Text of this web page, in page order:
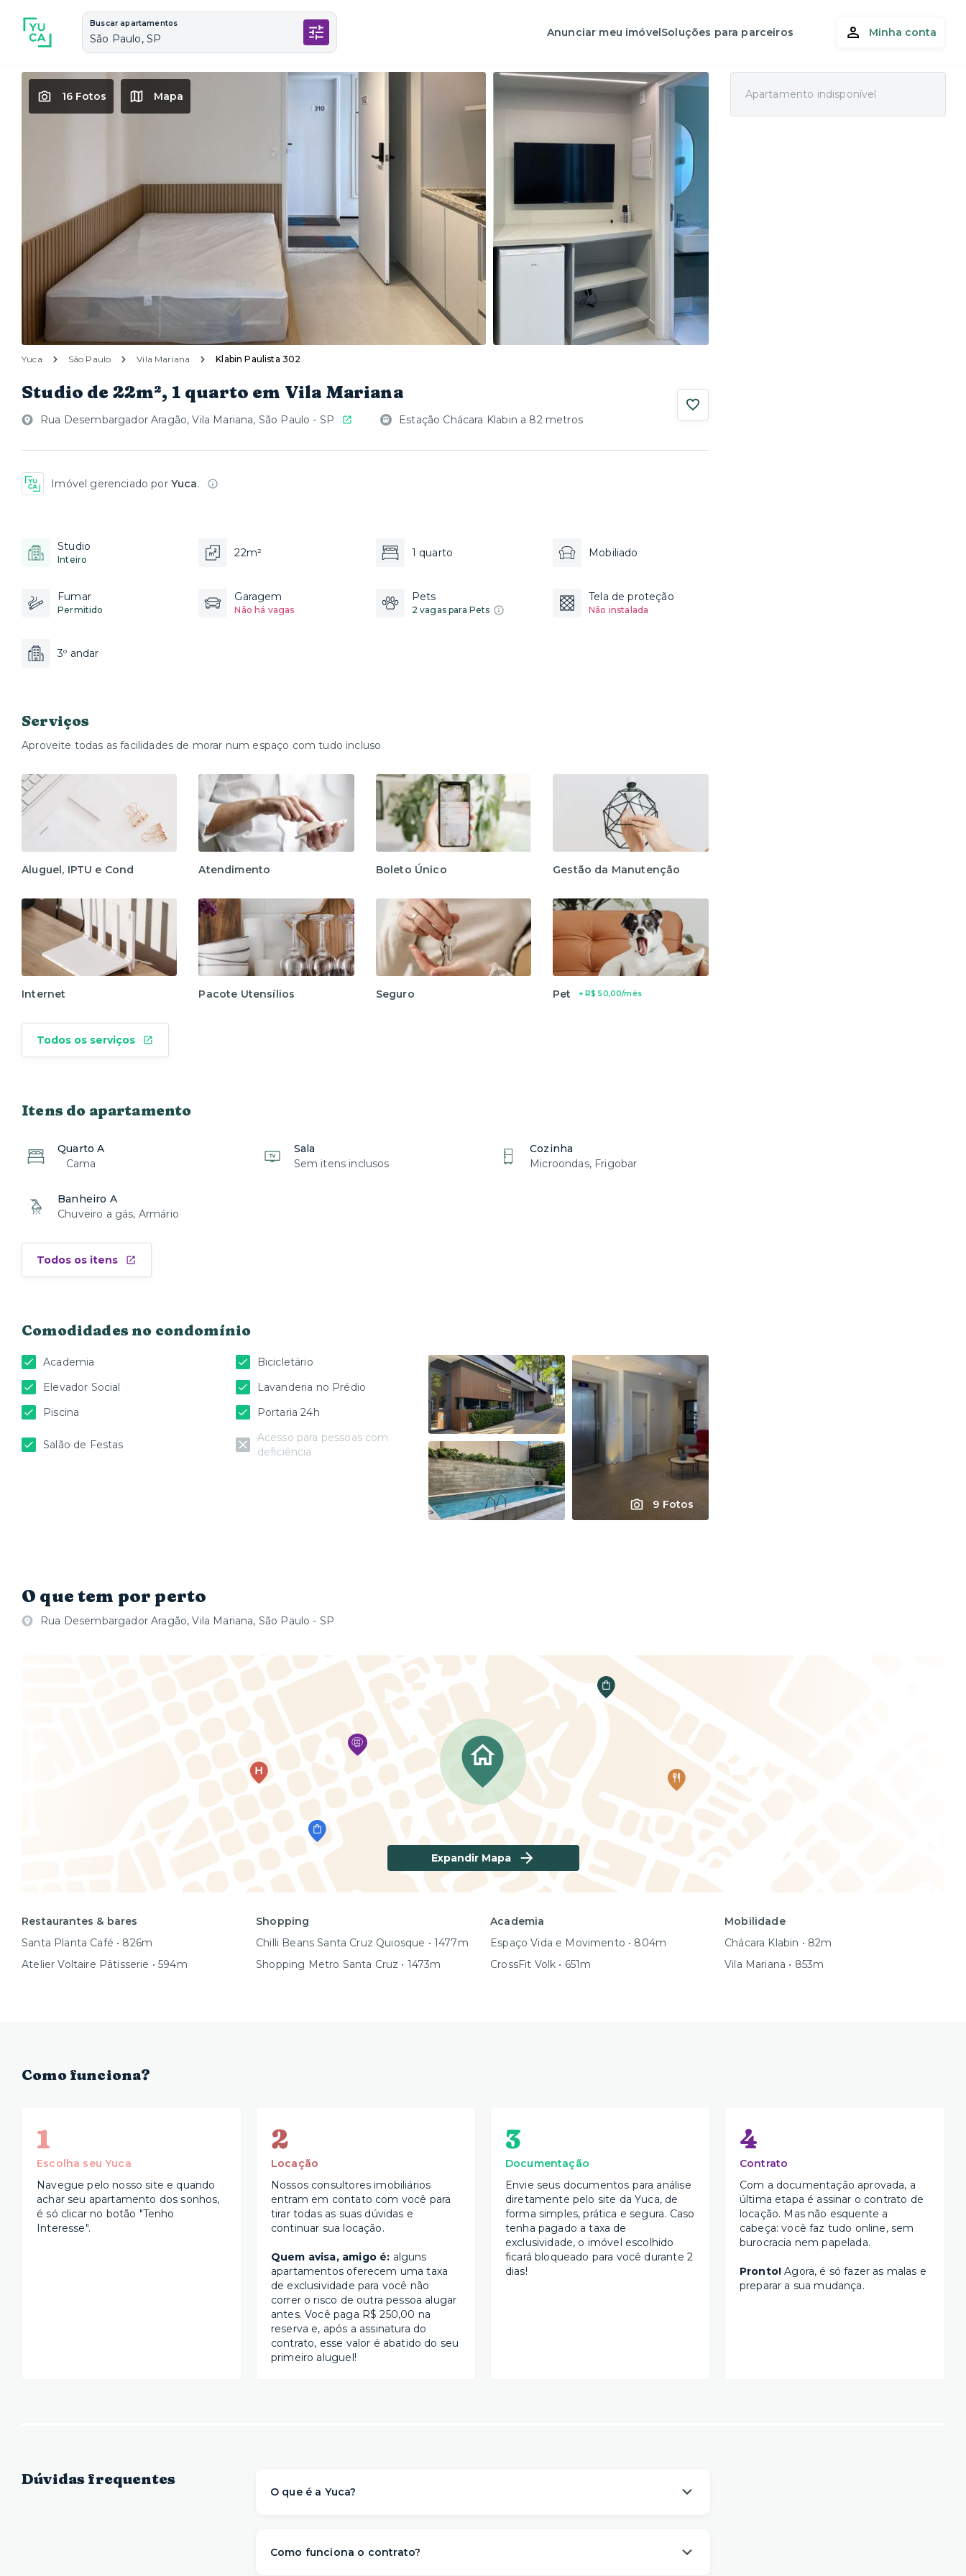
Buscar apartamentos
São Paulo, SP Anunciar meu imóvelSoluções para parceiros Minha conta
16 Fotos Mapa
Yuca São Paulo Vila Mariana Klabin Paulista 302
Studio de 22m², 1 quarto em Vila Mariana
Rua Desembargador Aragão, Vila Mariana, São Paulo - SP Estação Chácara Klabin a 82 metros
Imóvel gerenciado por Yuca.
Studio
Inteiro
22m² 1 quarto Mobiliado
Fumar
Permitido
Garagem
Não há vagas
Pets
2 vagas para Pets
Tela de proteção
Não instalada
3º andar
Serviços
Aproveite todas as facilidades de morar num espaço com tudo incluso
Aluguel, IPTU e Cond Atendimento Boleto Único Gestão da Manutenção
Internet Pacote Utensílios Seguro Pet + R$ 50,00/mês
Todos os serviços
Itens do apartamento
Quarto A
Cama
Sala
Sem itens inclusos
Cozinha
Microondas, Frigobar
Banheiro A
Chuveiro a gás, Armário
Todos os itens
Comodidades no condomínio
Academia
Bicicletário
Elevador Social
Lavanderia no Prédio
Piscina
Portaria 24h
Salão de Festas
Acesso para pessoas com
deficiência
9 Fotos
Apartamento indisponível
O que tem por perto
Rua Desembargador Aragão, Vila Mariana, São Paulo - SP
Expandir Mapa
Restaurantes & bares
Santa Planta Café • 826m
Atelier Voltaire Pâtisserie • 594m
Shopping
Chilli Beans Santa Cruz Quiosque • 1477m
Shopping Metro Santa Cruz • 1473m
Academia
Espaço Vida e Movimento • 804m
CrossFit Volk • 651m
Mobilidade
Chácara Klabin • 82m
Vila Mariana • 853m
Como funciona?
1
Escolha seu Yuca
Navegue pelo nosso site e quando
achar seu apartamento dos sonhos,
é só clicar no botão "Tenho
Interesse".
2
Locação
Nossos consultores imobiliários
entram em contato com você para
tirar todas as suas dúvidas e
continuar sua locação.
Quem avisa, amigo é: alguns
apartamentos oferecem uma taxa
de exclusividade para você não
correr o risco de outra pessoa alugar
antes. Você paga R$ 250,00 na
reserva e, após a assinatura do
contrato, esse valor é abatido do seu
primeiro aluguel!
3
Documentação
Envie seus documentos para análise
diretamente pelo site da Yuca, de
forma simples, prática e segura. Caso
tenha pagado a taxa de
exclusividade, o imóvel escolhido
ficará bloqueado para você durante 2
dias!
4
Contrato
Com a documentação aprovada, a
última etapa é assinar o contrato de
locação. Mas não esquente a
cabeça: você faz tudo online, sem
burocracia nem papelada.
Pronto! Agora, é só fazer as malas e
preparar a sua mudança.
Dúvidas frequentes
O que é a Yuca?
com maisconveniência, conforto e flexibilidade
– e isso começa antes da sua
Como funciona o contrato?